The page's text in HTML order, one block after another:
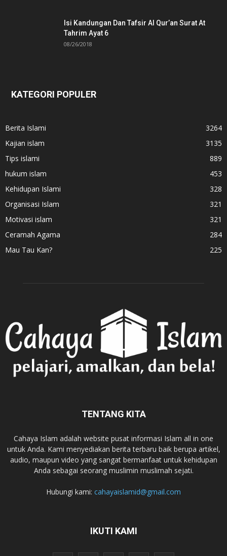
Isi Kandungan Dan Tafsir Al Qur’an Surat At
Tahrim Ayat 6
08/26/2018
KATEGORI POPULER
Berita Islami
3264
Kajian islam
3135
Tips islami
889
hukum islam
453
Kehidupan Islami
328
Organisasi Islam
321
Motivasi islam
321
Ceramah Agama
284
Mau Tau Kan?
225
TENTANG KITA
Cahaya Islam adalah website pusat informasi Islam all in one
untuk Anda. Kami menyediakan berita terbaru baik berupa artikel,
audio, maupun video yang sangat bermanfaat untuk kehidupan
Anda sebagai seorang muslimin muslimah sejati.
Hubungi kami: cahayaislamid@gmail.com
IKUTI KAMI